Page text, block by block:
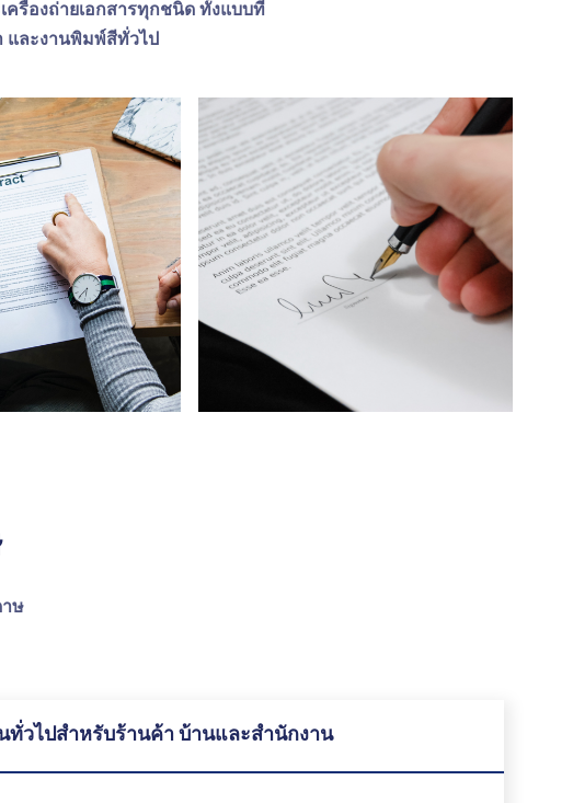
รื่องถ่ายเอกสารทุกชนิด ทั้งแบบที่
และงานพิมพ์สีทั่วไป
ษ
ทั่วไปสำหรับร้านค้า บ้านและสำนักงาน